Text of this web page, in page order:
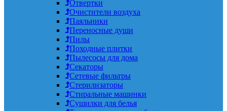
Отвертки
Очистители воздуха
Паяльники
Переносные души
Пилы
Походные плитки
Пылесосы для дома
Секаторы
Сетевые фильтры
Стерилизаторы
Стиральные машинки
Сушилки для белья